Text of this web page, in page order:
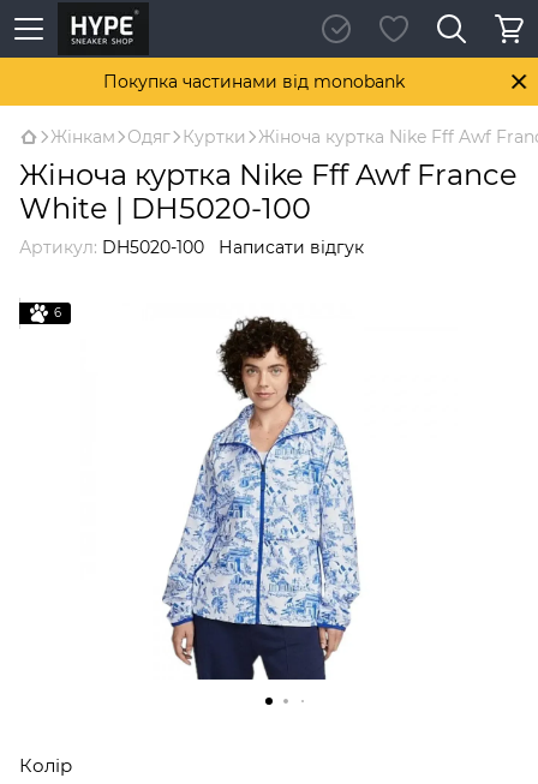
Покупка частинами від monobank
Жінкам Одяг Куртки Жіноча куртка Nike Fff Awf
Жіноча куртка Nike Fff Awf France
White | DH5020-100
Артикул: DH5020-100 Написати відгук
6
Колір